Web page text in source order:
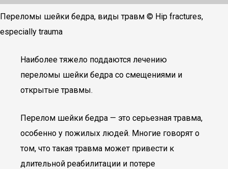
Переломы шейки бедра, виды травм © Нip fractures,
especially trauma
Наиболее тяжело поддаются лечению
переломы шейки бедра со смещениями и
открытые травмы.
Перелом шейки бедра — это серьезная травма,
особенно у пожилых людей. Многие говорят о
том, что такая травма может привести к
длительной реабилитации и потере